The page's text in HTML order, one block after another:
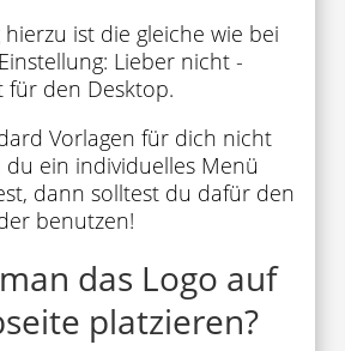
ist die gleiche wie bei
Lieber nicht -
den Desktop.
Vorlagen für dich nicht
ein individuelles Menü
dann solltest du dafür den
benutzen!
das Logo auf
platzieren?